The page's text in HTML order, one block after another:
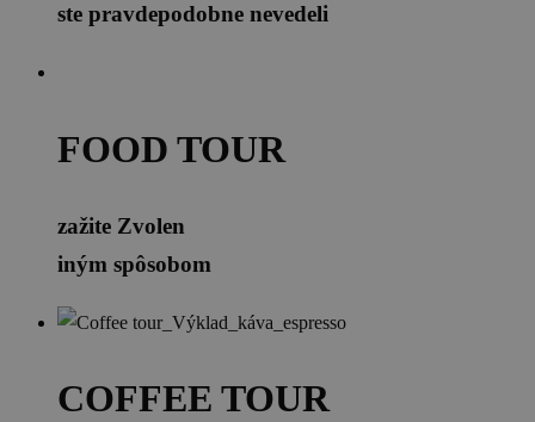
ste pravdepodobne nevedeli
FOOD TOUR
zažite Zvolen
iným spôsobom
COFFEE TOUR